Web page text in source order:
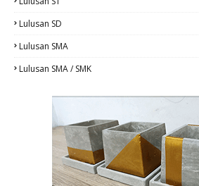
Lulusan SD
Lulusan SMA
Lulusan SMA / SMK